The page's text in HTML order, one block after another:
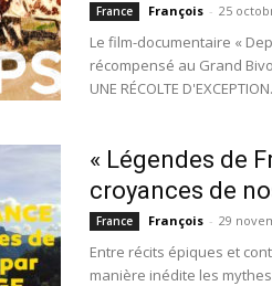
France François - 25
Le film-documentaire «
récompensé au Grand
UNE RÉCOLTE
« Légendes de
croyances de
France François - 29
Entre récits épiques et
manière inédite les